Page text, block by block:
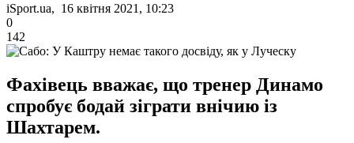
iSport.ua, 16 квітня 2021, 10:23
0
142
Фахівець вважає, що тренер Динамо
спробує бодай зіграти внічию із
Шахтарем.